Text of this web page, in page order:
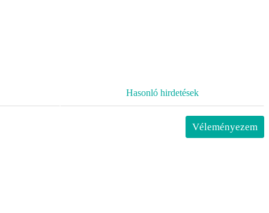
Hasonló hirdetések
Véleményezem